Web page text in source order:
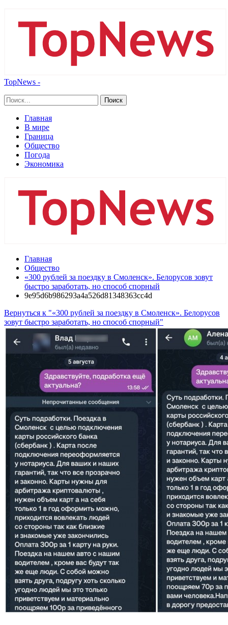
TopNews -
Главная
В мире
Граница
Общество
Погода
Экономика
Главная
Общество
«300 рублей за поездку в Смоленск». Белорусов зовут
быстро заработать, но способ спорный
9e95d6b986293a4a526d81348363cc4d
Вернуться к "«300 рублей за поездку в Смоленск». Белорусов
зовут быстро заработать, но способ спорный"